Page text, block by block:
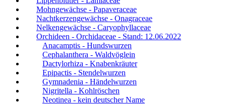
Mohngewächse - Papaveraceae
Nachtkerzengewächse - Onagraceae
Nelkengewächse - Caryophyllaceae
Orchideen - Orchidaceae - Stand: 12.06.2022
Anacamptis - Hundswurzen
Cephalanthera - Waldvöglein
Dactylorhiza - Knabenkräuter
Epipactis - Stendelwurzen
Gymnadenia - Händelwurzen
Nigritella - Kohlröschen
Neotinea - kein deutscher Name